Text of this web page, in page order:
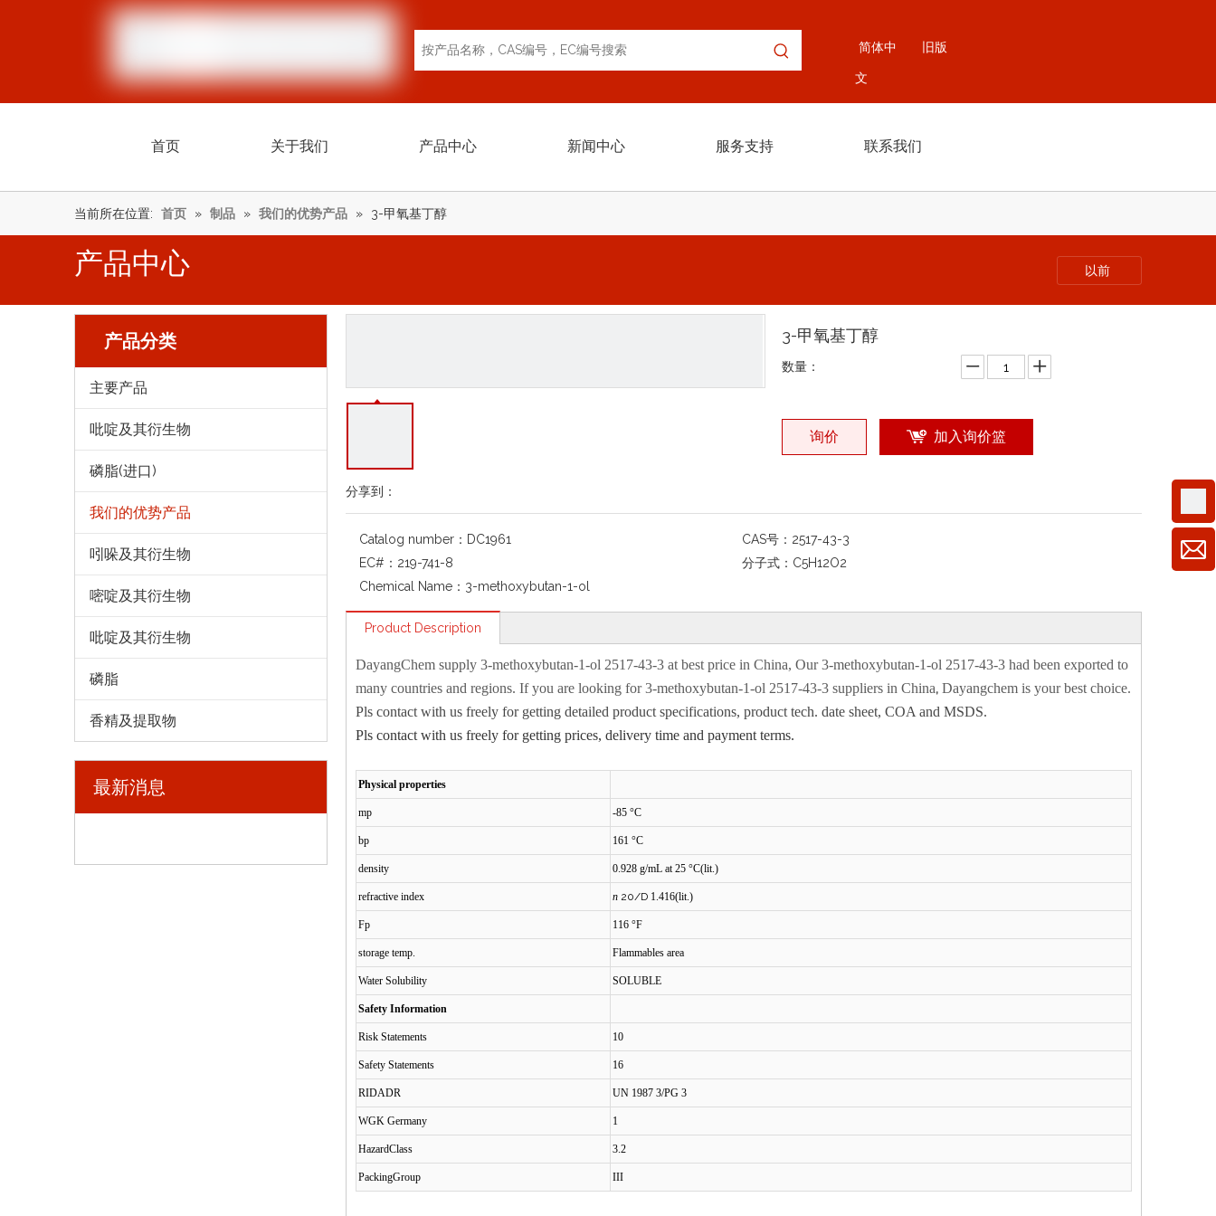
简体中
文
旧版
首页 关于我们 产品中心 新闻中心 服务支持 联系我们
当前所在位置: 首页 » 制品 » 我们的优势产品 » 3-甲氧基丁醇
产品中心 以前
产品分类
主要产品
吡啶及其衍生物
磷脂(进口)
我们的优势产品
吲哚及其衍生物
嘧啶及其衍生物
吡啶及其衍生物
磷脂
香精及提取物
最新消息
分享到：
3-甲氧基丁醇
数量：
询价 加入询价篮
Catalog number： DC1961 CAS号： 2517-43-3
EC#： 219-741-8 分子式： C5H12O2
Chemical Name： 3-methoxybutan-1-ol
Product Description
DayangChem supply 3-methoxybutan-1-ol 2517-43-3 at best price in China, Our3-methoxybutan-1-ol 2517-43-3 had been exported to
many countries and regions. If you are looking for3-methoxybutan-1-ol 2517-43-3 suppliers in China, Dayangchem is your best choice.
Pls contact with us freely for getting detailed product specifications, product tech. date sheet, COA and MSDS.
Pls contact with us freely for getting prices, delivery time and payment terms.
Physical properties
mp -85 °C
bp 161 °C
density 0.928 g/mL at 25 °C(lit.)
refractive index n 20/D 1.416(lit.)
Fp 116 °F
storage temp. Flammables area
Water Solubility SOLUBLE
Safety Information
Risk Statements 10
Safety Statements 16
RIDADR UN 1987 3/PG 3
WGK Germany 1
HazardClass 3.2
PackingGroup III